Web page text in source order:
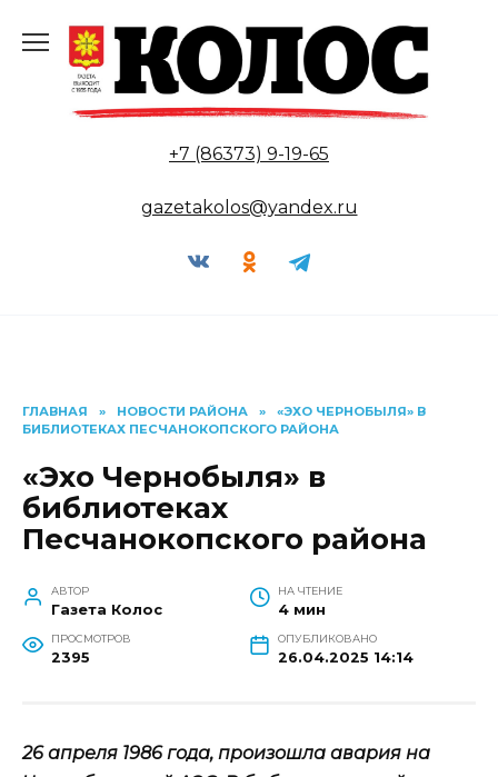
содержанию
+7 (86373) 9-19-65
gazetakolos@yandex.ru
ГЛАВНАЯ » НОВОСТИ РАЙОНА »
«ЭХО ЧЕРНОБЫЛЯ» В
БИБЛИОТЕКАХ ПЕСЧАНОКОПСКОГО РАЙОНА
«Эхо Чернобыля» в
библиотеках
Песчанокопского района
АВТОР
Газета Колос
НА ЧТЕНИЕ
4 мин
ПРОСМОТРОВ
2395
ОПУБЛИКОВАНО
26.04.2025 14:14
26 апреля 1986 года, произошла авария на